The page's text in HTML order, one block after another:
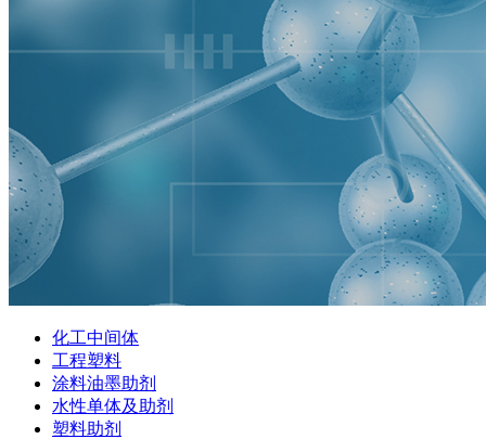
化工中间体
工程塑料
涂料油墨助剂
水性单体及助剂
塑料助剂